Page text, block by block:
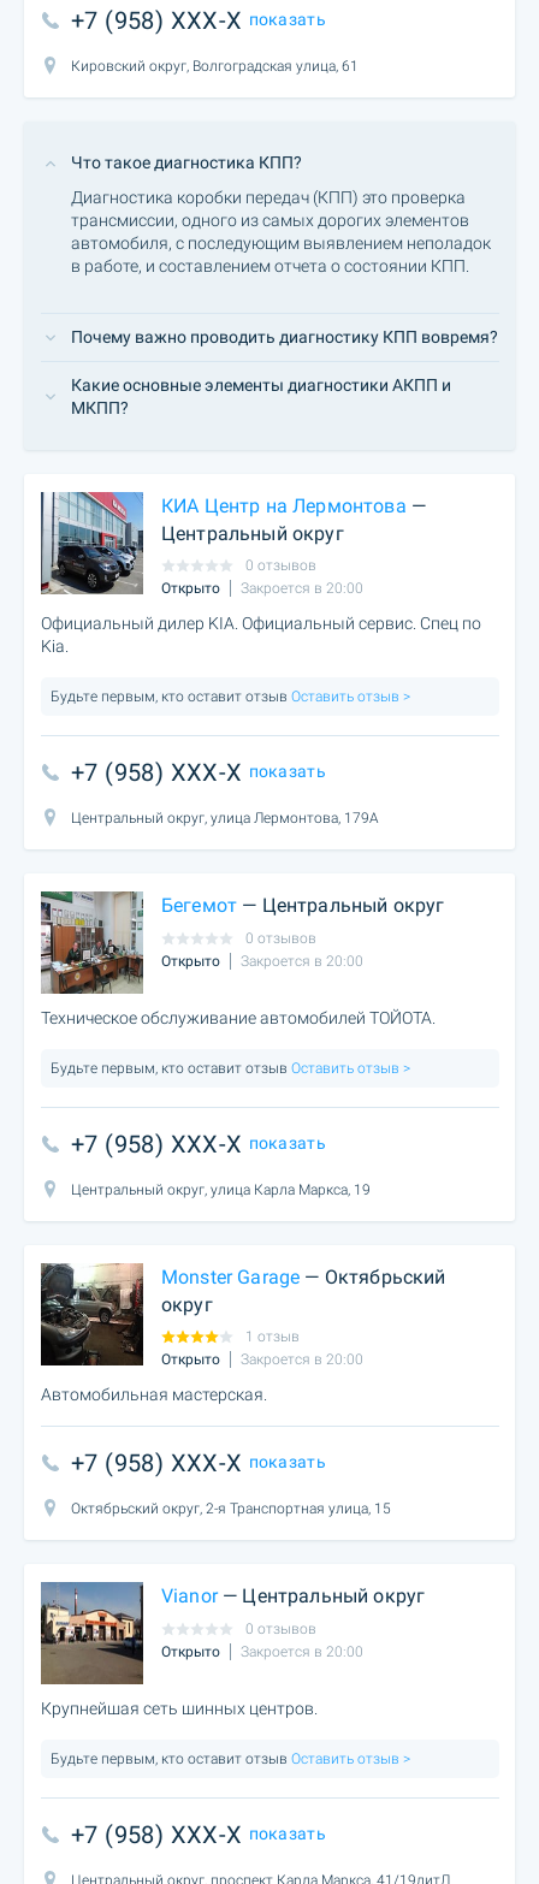
+7 (958) XXX-X показать
Кировский округ, Волгоградская улица, 61
Что такое диагностика КПП?
Диагностика коробки передач (КПП) это проверка
трансмиссии, одного из самых дорогих элементов
автомобиля, с последующим выявлением неполадок
в работе, и составлением отчета о состоянии КПП.
Почему важно проводить диагностику КПП вовремя?
Какие основные элементы диагностики АКПП и
МКПП?
КИА Центр на Лермонтова —
Центральный округ
0 отзывов
Открыто
Закроется в 20:00
Официальный дилер KIA. Официальный сервис. Спец по
Kia.
Будьте первым, кто оставит отзыв Оставить отзыв >
+7 (958) XXX-X показать
Центральный округ, улица Лермонтова, 179А
Бегемот — Центральный округ
0 отзывов
Открыто
Закроется в 20:00
Техническое обслуживание автомобилей ТОЙОТА.
Будьте первым, кто оставит отзыв Оставить отзыв >
+7 (958) XXX-X показать
Центральный округ, улица Карла Маркса, 19
Monster Garage — Октябрьский
округ
1 отзыв
Открыто
Закроется в 20:00
Автомобильная мастерская.
+7 (958) XXX-X показать
Октябрьский округ, 2-я Транспортная улица, 15
Vianor— Центральный округ
0 отзывов
Открыто
Закроется в 20:00
Крупнейшая сеть шинных центров.
Будьте первым, кто оставит отзыв Оставить отзыв >
+7 (958) XXX-X показать
Центральный округ, проспект Карла Маркса, 41/19литЛ